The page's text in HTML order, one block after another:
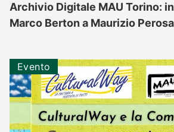
Archivio Digitale MAU Torino:
Marco Berton a Maurizio Perosa
Evento